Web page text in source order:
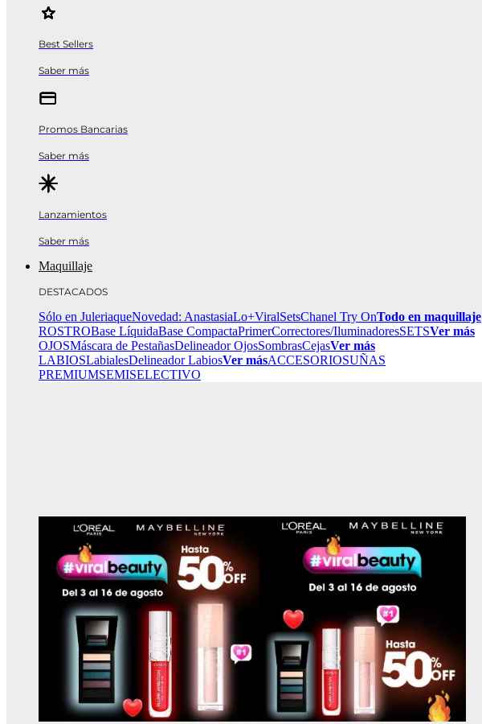
Best Sellers
Saber más
Promos Bancarias
Saber más
Lanzamientos
Saber más
Maquillaje
DESTACADOS
Sólo en JuleriaqueNovedad: AnastasiaLo+ViralSetsChanel Try OnTodo en maquillaje
ROSTROBase LíquidaBase CompactaPrimerCorrectores/IluminadoresSETSVer más
OJOSMáscara de PestañasDelineador OjosSombrasCejasVer más
LABIOSLabialesDelineador LabiosVer másACCESORIOSUÑAS
PREMIUMSEMISELECTIVO